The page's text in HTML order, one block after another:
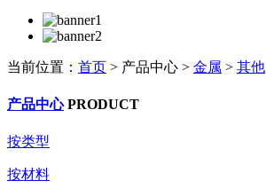
当前位置： 首页 > 产品中心 > 金属 > 其他
产品中心 PRODUCT
按类型
按材料